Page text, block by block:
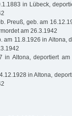
in Lübeck,
Preuß, geb. am
am 26.3.1942
am 11.8.1926 in Altona,
in Altona, deportiert
in Altona,